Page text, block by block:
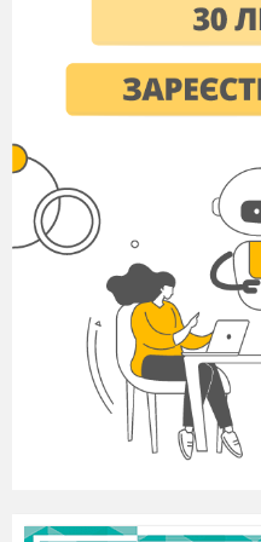
про селян, що вийшли
1. Кріпосне право на
поміщицьких
скасовується
3. Поміщики,
належні їм землі,
повинності в постійне
садибну їхню осілість
обов’язків перед
кількість польової
визначається
17. Селяни, які
<...>, утворюють у
сільські громади, а
управління і суду
кожній сільській
23. Селянам